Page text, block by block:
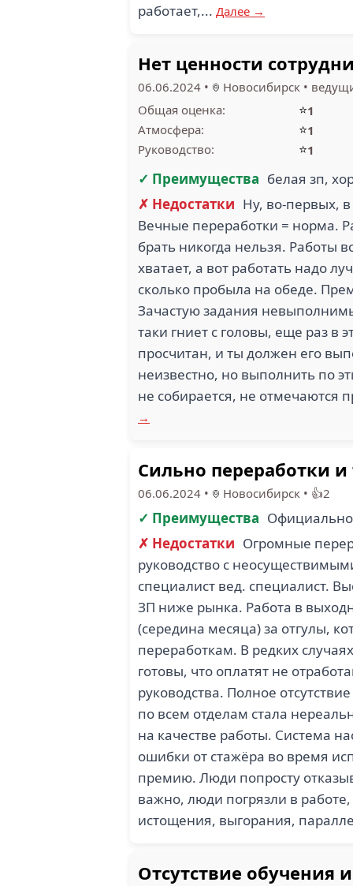
работает,... Далее →
Нет ценности
06.06.2024 • Новосибирск •
Общая оценка:
⭐1
Атмосфера:
⭐1
Руководство:
⭐1
✓ Преимущества белая зп,
✗ Недостатки Ну, во-первых,
Вечные переработки = норма.
брать никогда нельзя. Работы
хватает, а вот работать надо
сколько пробыла на обеде.
Зачастую задания
таки гниет с головы, еще раз в
просчитан, и ты должен его
неизвестно, но выполнить по
не собирается, не отмечаются
→
Сильно переработки и
06.06.2024 • Новосибирск • 👍2
✓ Преимущества
✗ Недостатки Огромные
руководство с
специалист вед. специалист.
ЗП ниже рынка. Работа в
(середина месяца) за отгулы,
переработкам. В редких
готовы, что оплатят не
руководства. Полное
по всем отделам стала
на качестве работы. Система
ошибки от стажёра во время
премию. Люди попросту
важно, люди погрязли в
истощения, выгорания,
Отсутствие обучения